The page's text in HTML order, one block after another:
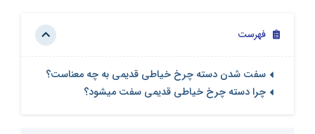
فهرست
سفت شدن دسته چرخ خیاطی قدیمی به چه معناست؟
چرا دسته چرخ خیاطی قدیمی سفت میشود؟